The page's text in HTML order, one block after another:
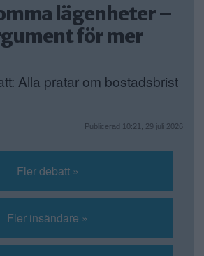
lägenheter –
för mer
Alla pratar om bostadsbrist
Publicerad 10:21, 29 juli 2026
Fler debatt »
Fler insändare »